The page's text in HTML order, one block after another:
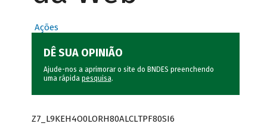
Ações
DÊ SUA OPINIÃO
Ajude-nos a aprimorar o site do BNDES preenchendo
uma rápida pesquisa.
Z7_L9KEH4O0LORH80ALCLTPF80SI6